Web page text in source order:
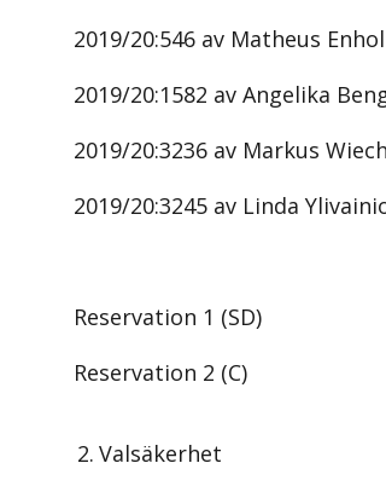
2019/20:546 av Matheus
2019/20:1582 av Angelika
2019/20:3236 av Markus
2019/20:3245 av Linda
Reservation 1 (SD)
Reservation 2 (C)
2. Valsäkerhet